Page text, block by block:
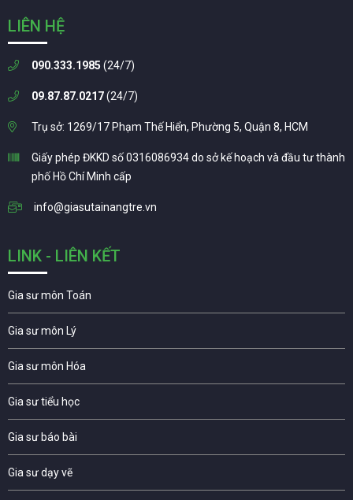
LIÊN HỆ
090.333.1985 (24/7)
09.87.87.0217(24/7)
Trụ sở: 1269/17 Phạm Thế Hiển, Phường 5, Quận 8, HCM
Giấy phép ĐKKD số 0316086934 do sở kế hoạch và đầu tư thành
phố Hồ Chí Minh cấp
info@giasutainangtre.vn
LINK - LIÊN KẾT
Gia sư môn Toán
Gia sư môn Lý
Gia sư môn Hóa
Gia sư tiểu học
Gia sư báo bài
Gia sư dạy vẽ